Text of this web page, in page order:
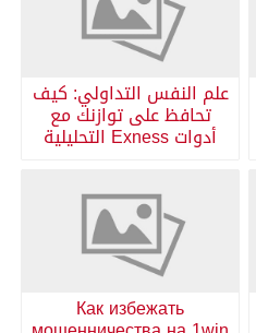
علم النفس التداولي: كيف
تحافظ على توازنك مع
أدوات Exness التحليلية
Как избежать